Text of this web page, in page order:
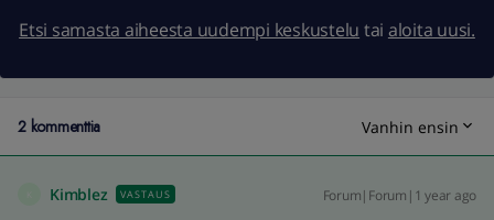
Etsi samasta aiheesta uudempi keskustelu tai aloita uusi.
2 kommenttia Vanhin ensin
Kimblez VASTAUS Forum|Forum|1 year ago